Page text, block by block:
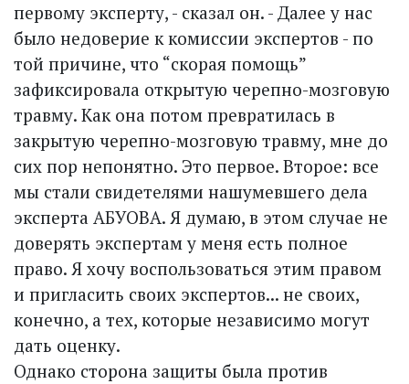
первому эксперту, - сказал он. - Далее у нас
было недоверие к комиссии экспертов - по
той причине, что “скорая помощь”
зафиксировала открытую черепно-мозговую
травму. Как она потом превратилась в
закрытую черепно-мозговую травму, мне до
сих пор непонятно. Это первое. Второе: все
мы стали свидетелями нашумевшего дела
эксперта АБУОВА. Я думаю, в этом случае не
доверять экспертам у меня есть полное
право. Я хочу воспользоваться этим правом
и пригласить своих экспертов... не своих,
конечно, а тех, которые независимо могут
дать оценку.
Однако сторона защиты была против